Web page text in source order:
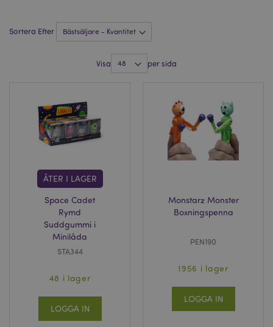
Sortera Efter
Visa per sida
ÅTER I LAGER
Space Cadet
Rymd
Suddgummi i
Minilåda
STA344
48 i lager
LOGGA IN
Monstarz Monster
Boxningspenna
PEN190
1956 i lager
LOGGA IN